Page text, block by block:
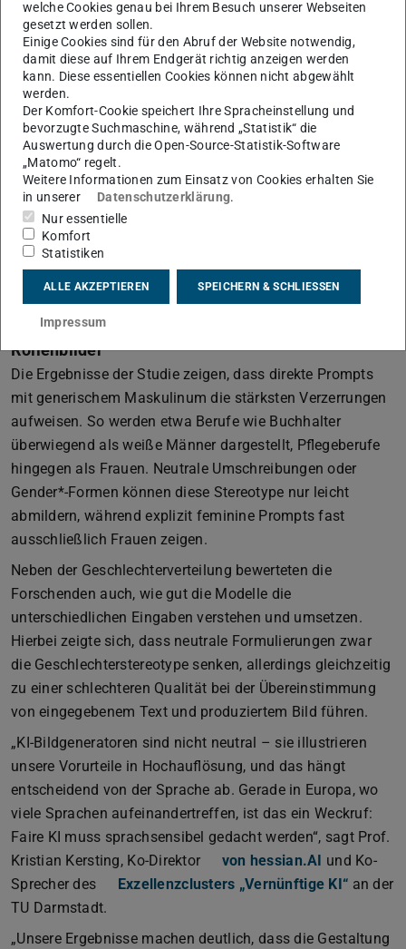
Um die Ergebnisse vergleichbar zu machen, achteten die
Forschenden zudem bei der Auswahl der Sprachen
darauf, dass es Sprachen sind, die bei den
Berufsbezeichnungen zwischen männlich und weiblich
unterscheiden, wie zum Beispiel Deutsch, Spanisch und
Französisch. Darüber hinaus flossen Sprachen ein, die nur
ein grammatikalisches Geschlecht nutzen, aber bei den
verwendeten Pronomen („her“, „his“) einen Unterschied
machen, wie das im Englischen oder Japanischen der Fall
ist. Und zuletzt berücksichtigten sie Sprachen, bei denen
es kein grammatikalisches Geschlecht gibt, wie
KI-Bilder reproduzieren und verstärken
Rollenbilder
Die Ergebnisse der Studie zeigen, dass direkte Prompts
mit generischem Maskulinum die stärksten Verzerrungen
aufweisen. So werden etwa Berufe wie Buchhalter
überwiegend als weiße Männer dargestellt, Pflegeberufe
hingegen als Frauen. Neutrale Umschreibungen oder
Gender*-Formen können diese Stereotype nur leicht
abmildern, während explizit feminine Prompts fast
ausschließlich Frauen zeigen.
Neben der Geschlechterverteilung bewerteten die
Forschenden auch, wie gut die Modelle die
unterschiedlichen Eingaben verstehen und umsetzen.
Hierbei zeigte sich, dass neutrale Formulierungen zwar
die Geschlechterstereotype senken, allerdings gleichzeitig
zu einer schlechteren Qualität bei der Übereinstimmung
von eingegebenem Text und produziertem Bild führen.
„KI-Bildgeneratoren sind nicht neutral – sie illustrieren
unsere Vorurteile in Hochauflösung, und das hängt
entscheidend von der Sprache ab. Gerade in Europa, wo
viele Sprachen aufeinandertreffen, ist das ein Weckruf:
Faire KI muss sprachsensibel gedacht werden“, sagt Prof.
Kristian Kersting, Ko-Direktor
von hessian.AI und Ko-
Sprecher des
Exzellenzclusters „Vernünftige KI“ an der
TU Darmstadt.
„Unsere Ergebnisse machen deutlich, dass die Gestaltung
welche Cookies genau bei Ihrem Besuch unserer Webseiten
gesetzt werden sollen.
Einige Cookies sind für den Abruf der Website notwendig,
damit diese auf Ihrem Endgerät richtig anzeigen werden
kann. Diese essentiellen Cookies können nicht abgewählt
werden.
Der Komfort-Cookie speichert Ihre Spracheinstellung und
bevorzugte Suchmaschine, während „Statistik“ die
Auswertung durch die Open-Source-Statistik-Software
„Matomo“ regelt.
Weitere Informationen zum Einsatz von Cookies erhalten Sie
in unserer
Datenschutzerklärung.
Nur essentielle
Komfort
Statistiken
ALLE AKZEPTIEREN SPEICHERN & SCHLIESSEN
Impressum